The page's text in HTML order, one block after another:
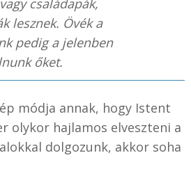
családapák,
lesznek. Övék a
pedig a jelenben
őket.
módja annak, hogy Istent
olykor hajlamos elveszteni a
dolgozunk, akkor soha